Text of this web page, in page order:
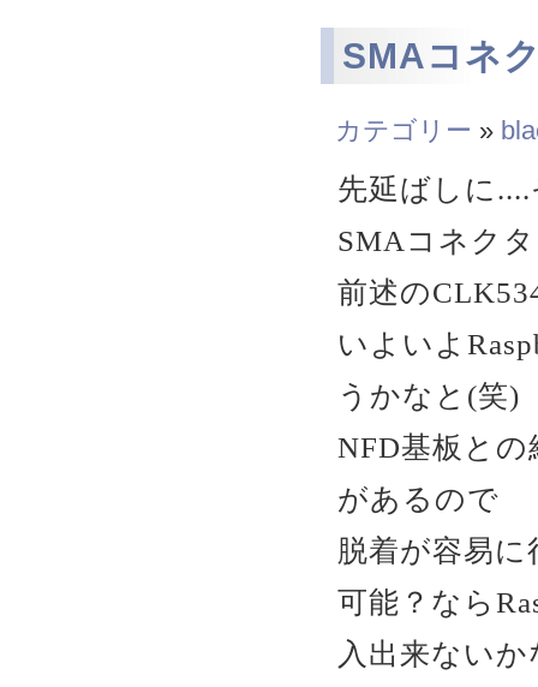
SMAコネ
カテゴリー »
先延ばしに
SMAコネク
前述の
いよいよ
うかなと(笑)
NFD基板と
があるので
脱着が容易
可能？なら
入出来ない